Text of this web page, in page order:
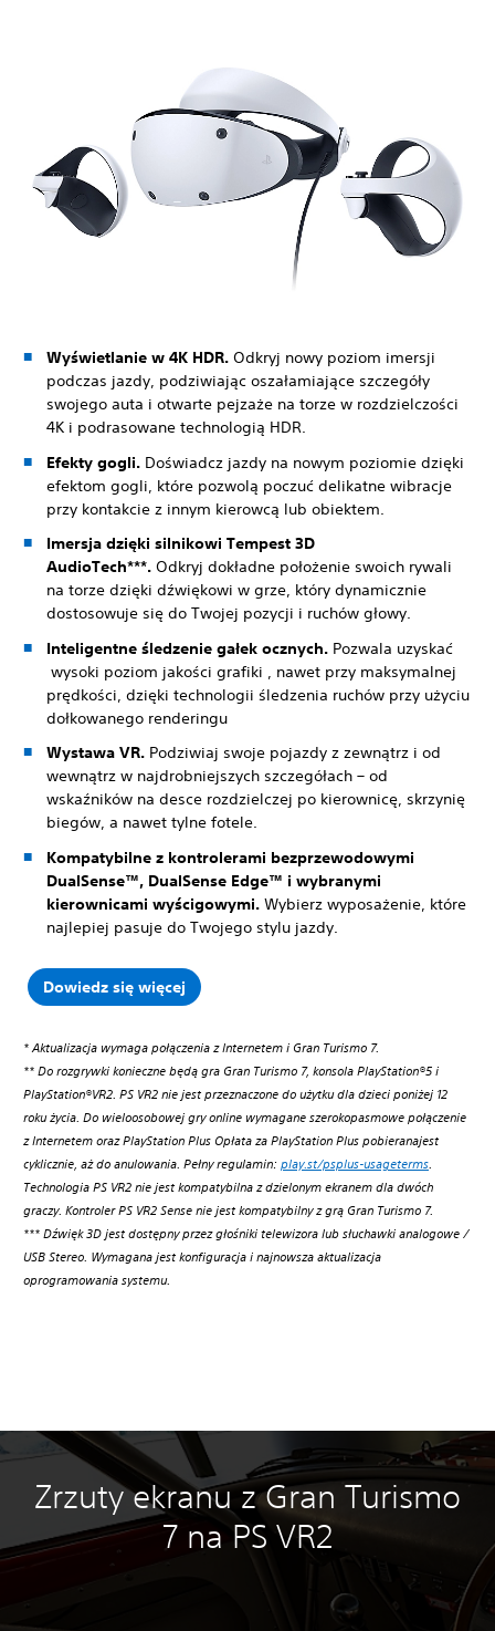
Wyświetlanie w 4K HDR. Odkryj nowy poziom imersji
podczas jazdy, podziwiając oszałamiające szczegóły
swojego auta i otwarte pejzaże na torze w rozdzielczości
4K i podrasowane technologią HDR.
Efekty gogli. Doświadcz jazdy na nowym poziomie dzięki
efektom gogli, które pozwolą poczuć delikatne wibracje
przy kontakcie z innym kierowcą lub obiektem.
Imersja dzięki silnikowi Tempest 3D
AudioTech***. Odkryj dokładne położenie swoich rywali
na torze dzięki dźwiękowi w grze, który dynamicznie
dostosowuje się do Twojej pozycji i ruchów głowy.
Inteligentne śledzenie gałek ocznych. Pozwala uzyskać
wysoki poziom jakości grafiki , nawet przy maksymalnej
prędkości, dzięki technologii śledzenia ruchów przy użyciu
dołkowanego renderingu
Wystawa VR. Podziwiaj swoje pojazdy z zewnątrz i od
wewnątrz w najdrobniejszych szczegółach – od
wskaźników na desce rozdzielczej po kierownicę, skrzynię
biegów, a nawet tylne fotele.
Kompatybilne z kontrolerami bezprzewodowymi
DualSense™, DualSense Edge™ i wybranymi
kierownicami wyścigowymi. Wybierz wyposażenie, które
najlepiej pasuje do Twojego stylu jazdy.
Dowiedz się więcej
* Aktualizacja wymaga połączenia z Internetem i Gran Turismo 7.
** Do rozgrywki konieczne będą gra Gran Turismo 7, konsola PlayStation®5 i
PlayStation®VR2. PS VR2 nie jest przeznaczone do użytku dla dzieci poniżej 12
roku życia. Do wieloosobowej gry online wymagane szerokopasmowe połączenie
z Internetem oraz PlayStation Plus Opłata za PlayStation Plus pobieranajest
cyklicznie, aż do anulowania. Pełny regulamin: play.st/psplus-usageterms.
Technologia PS VR2 nie jest kompatybilna z dzielonym ekranem dla dwóch
graczy. Kontroler PS VR2 Sense nie jest kompatybilny z grą Gran Turismo 7.
*** Dźwięk 3D jest dostępny przez głośniki telewizora lub słuchawki analogowe /
USB Stereo. Wymagana jest konfiguracja i najnowsza aktualizacja
oprogramowania systemu.
Zrzuty ekranu z Gran Turismo
7 na PS VR2